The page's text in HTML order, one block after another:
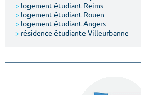
> logement étudiant Reims
> logement étudiant Rouen
> logement étudiant Angers
> résidence étudiante Villeurbanne